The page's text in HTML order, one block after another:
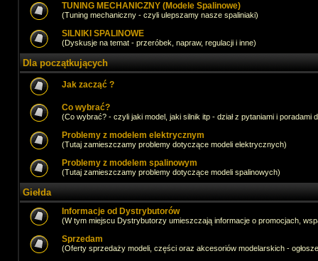
TUNING MECHANICZNY (Modele Spalinowe)
(Tuning mechaniczny - czyli ulepszamy nasze spaliniaki)
SILNIKI SPALINOWE
(Dyskusje na temat - przeróbek, napraw, regulacji i inne)
Dla początkujących
Jak zacząć ?
Co wybrać?
(Co wybrać? - czyli jaki model, jaki silnik itp - dział z pytaniami i poradami
Problemy z modelem elektrycznym
(Tutaj zamieszczamy problemy dotyczące modeli elektrycznych)
Problemy z modelem spalinowym
(Tutaj zamieszczamy problemy dotyczące modeli spalinowych)
Giełda
Informacje od Dystrybutorów
(W tym miejscu Dystrybutorzy umieszczają informacje o promocjach,
Sprzedam
(Oferty sprzedaży modeli, części oraz akcesoriów modelarskich -